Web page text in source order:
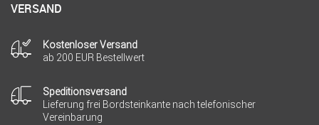
VERSAND
Kostenloser Versand
ab 200 EUR Bestellwert
Speditionsversand
Lieferung frei Bordsteinkante nach telefonischer
Vereinbarung